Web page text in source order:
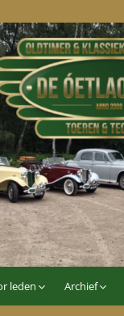
leden Archief